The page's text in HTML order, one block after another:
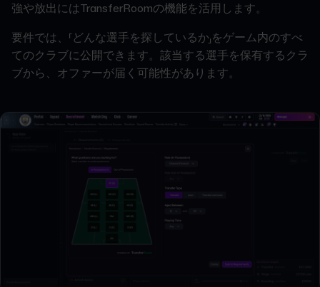
強や放出にはTransferRoomの機能を活用します。
要件では、「どんな選手を探しているか」をゲーム内のすべ
てのクラブに公開できます。該当する選手を保有するクラ
ブから、オファーが届く可能性があります。